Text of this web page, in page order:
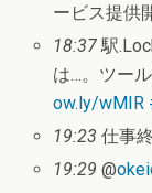
ービス提供
18:37 駅
は…。ツー
ow.ly/wMIR
19:23 仕事
19:29 @